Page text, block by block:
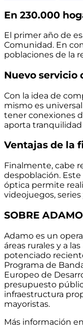
En 230.000
El primer año de
Comunidad. En
poblaciones de la
Nuevo servicio
Con la idea de
mismo es
tener conexiones
aporta tranquilidad
Ventajas de la
Finalmente, cabe
despoblación.
óptica permite
videojuegos,
SOBRE
Adamo es un
áreas rurales y a
potenciado
Programa de
Europeo de
presupuesto
infraestructura
mayoristas.
Más información en